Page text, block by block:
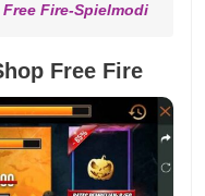
Fire-Spielmodi
Free Fire